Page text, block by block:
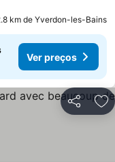
km de Yverdon-les-Bains
Ver preços
Partilhar